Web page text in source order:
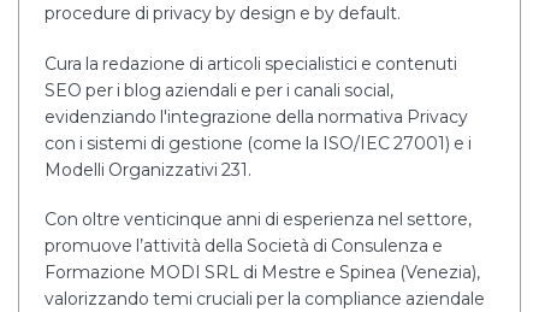
procedure di privacy by design e by default.
Cura la redazione di articoli specialistici e contenuti
SEO per i blog aziendali e per i canali social,
evidenziando l'integrazione della normativa Privacy
con i sistemi di gestione (come la ISO/IEC 27001) e i
Modelli Organizzativi 231.
Con oltre venticinque anni di esperienza nel settore,
promuove l’attività della Società di Consulenza e
Formazione MODI SRL di Mestre e Spinea (Venezia),
valorizzando temi cruciali per la compliance aziendale